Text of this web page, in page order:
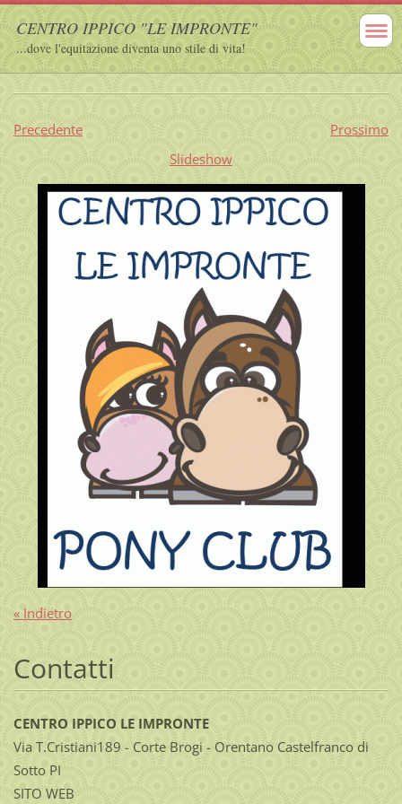
CENTRO IPPICO "LE IMPRONTE"
...dove l'equitazione diventa uno stile di vita!
Precedente
Prossimo
Slideshow
« Indietro
Contatti
CENTRO IPPICO LE IMPRONTE
Via T.Cristiani189 - Corte Brogi - Orentano Castelfranco di
Sotto PI
SITO WEB